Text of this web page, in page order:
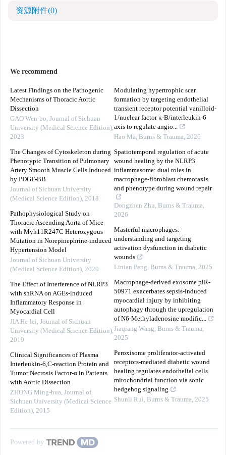
资源附件(0)
We recommend
Latest Findings on the Pathogenic
Mechanisms of Thoracic Aortic
Dissection
GAO Wen-bo, Journal of Sichuan
University (Medical Science Edition),
2023
The Changes of Cytoskeleton during
Phenotypic Transition of Pulmonary
Artery Smooth Muscle Cells Induced
by PDGF-BB
Journal of Sichuan University
(Medical Science Edition), 2018
Pathophysiological Study on
Thoracic Ascending Aorta of Mice
with Myh11R247C Heterozygous
Mutation in Norepinephrine-induced
Hypertension Model
Journal of Sichuan University
(Medical Science Edition), 2020
The Effect of Interference of NLRP3
with shRNA on AGEs-induced
Inflammatory Response in
Myocardial Cell
JIA He-lei, Journal of Sichuan
University (Medical Science Edition),
2019
Clinical Significances of Plasma
Interleukin-6,C-reaction Protein and
Tumor Necrosis Factor-α in Patients
with Aortic Dissection
ZHONG Ming-hua, Journal of
Sichuan University (Medical Science
Edition), 2015
Modulating hypertrophic scar
formation by targeting endothelial
transient receptor potential vanilloid-
1/nuclear factor κ-B/interleukin-6
axis to regulate angio...
Hao Ma, Burns & Trauma, 2026
Spatiotemporal regulation of acute
wound healing by the NLRP3
inflammasome: dual roles in
macrophage-fibroblast chemotaxis
and phenotype during wound repair
Dongzhen Zhu, Burns & Trauma,
2026
Masterful macrophages:
understanding and targeting
activation dysfunction in diabetic
wounds
Linian Peng, Burns & Trauma, 2025
Macrophage-derived exosome piR-
50971 exacerbates sepsis-induced
myocardial injury by inhibiting
autophagy through the upregulation
of N6-Methyladenosine modific...
Jiaqiang Wang, Burns & Trauma,
2025
Peroxisome proliferator-activated
receptors-mediated diabetic wound
healing regulates endothelial cells
mitochondrial function via sonic
hedgehog signaling
Shunli Rui, Burns & Trauma, 2025
Powered by